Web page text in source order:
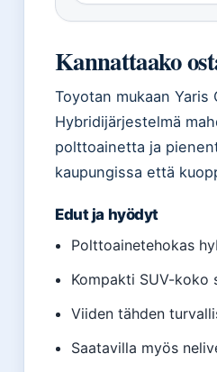
Kannattaako
Toyotan mukaan
Hybridijärjestelmä
polttoainetta ja
kaupungissa että
Edut ja hyödyt
Polttoainetehokas
Kompakti SUV-
Viiden tähden
Saatavilla myös